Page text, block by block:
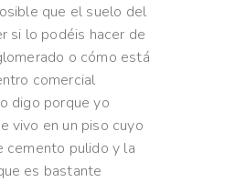
que el suelo del
si lo podéis hacer de
o cómo está
comercial
digo porque yo
vivo en un piso cuyo
cemento pulido y la
es bastante